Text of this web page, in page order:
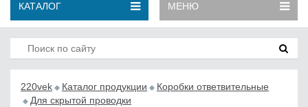
КАТАЛОГ МЕНЮ
220vek Каталог продукции
Коробки ответвительные
Для скрытой проводки